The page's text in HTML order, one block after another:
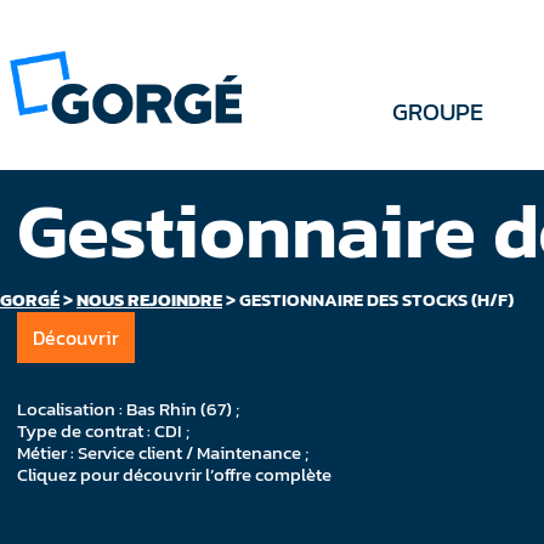
GROUPE
GORGÉ>NOUS REJOINDRE>GESTIONNAIRE DES STOCKS (H/F)
Gestionnaire
Découvrir
Localisation : Bas Rhin (67) ;
Type de contrat : CDI ;
Métier : Service client / Maintenance ;
Cliquez pour découvrir l’offre complète